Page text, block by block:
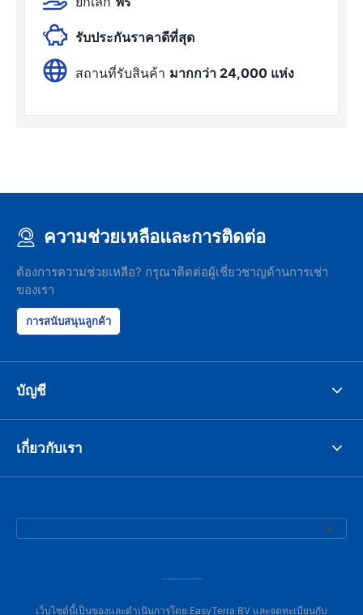
รับประกันราคาดีที่สุด
สถานที่รับสินค้า มากกว่า 24,000 แห่ง
ความช่วยเหลือและการติดต่อ
ต้องการความช่วยเหลือ? กรุณาติดต่อผู้เชี่ยวชาญด้านการเช่า
ของเรา
การสนับสนุนลูกค้า
บัญชี
เกี่ยวกับเรา
เว็บไซต์นี้เป็นของและดำเนินการโดย EasyTerra BV และจดทะเบียนกับ